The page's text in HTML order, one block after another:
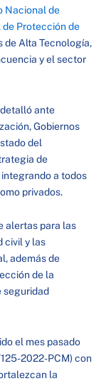
Nacional de
Protección de
de Alta Tecnología,
y el sector
detalló ante
Gobiernos
del
de
a todos
privados.
alertas para las
civil y las
además de
de la
seguridad
el mes pasado
2022-PCM) con
la